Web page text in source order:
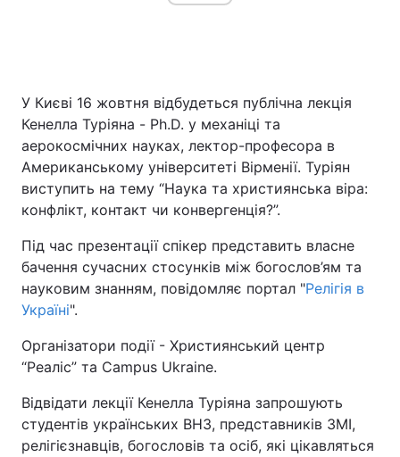
У Києві 16 жовтня відбудеться публічна лекція
Кенелла Туріяна - Ph.D. у механіці та
аерокосмічних науках, лектор-професора в
Американському університеті Вірменії. Туріян
виступить на тему “Наука та християнська віра:
конфлікт, контакт чи конвергенція?”.
Під час презентації спікер представить власне
бачення сучасних стосунків між богослов’ям та
науковим знанням, повідомляє портал "Релігія в
Україні".
Організатори події - Християнський центр
“Реаліс” та Campus Ukraine.
Відвідати лекції Кенелла Туріяна запрошують
студентів українських ВНЗ, представників ЗМІ,
релігієзнавців, богословів та осіб, які цікавляться